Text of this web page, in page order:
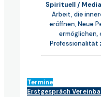
Spirituell /
Arbeit, die
eröffnen, Neue
ermöglichen,
Professionalität
Termine
Erstgespräch